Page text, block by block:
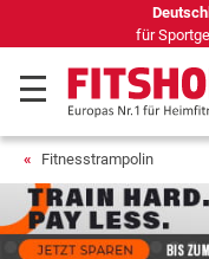
für
Fitnesstrampolin